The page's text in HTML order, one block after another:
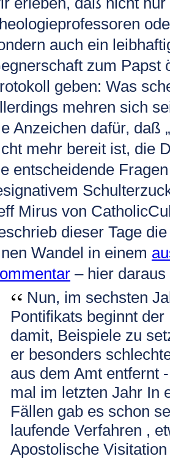
auch ein
zum Papst
geben: Was
mehren sich
Anzeichen dafür, daß
mehr bereit ist, die
entscheidende
Mirus von
dieser Tage
Wandel in einem
– hier
Nun, im sechsten
Pontifikats beginnt der
damit, Beispiele zu
er besonders
aus dem Amt entfernt
mal im letzten Jahr In
Fällen gab es schon
laufende Verfahren ,
Apostolische